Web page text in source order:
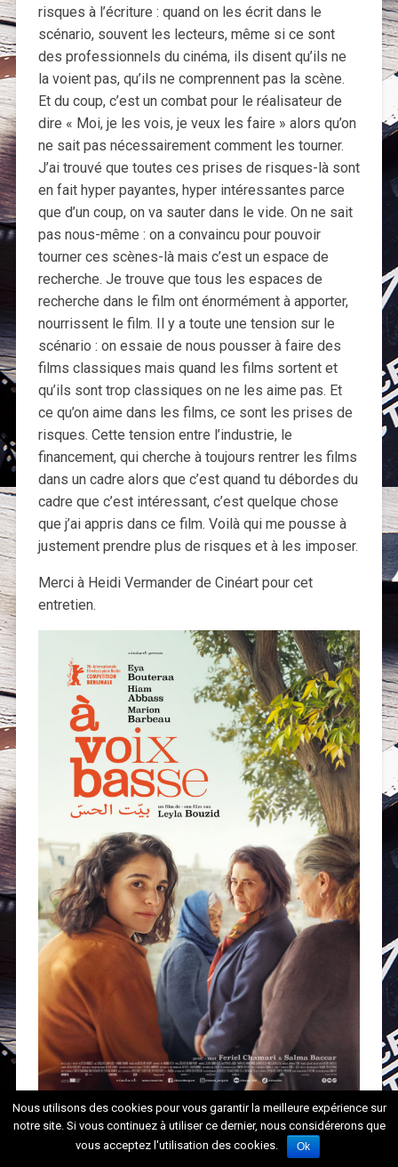
risques à l’écriture : quand on les écrit dans le
scénario, souvent les lecteurs, même si ce sont
des professionnels du cinéma, ils disent qu’ils ne
la voient pas, qu’ils ne comprennent pas la scène.
Et du coup, c’est un combat pour le réalisateur de
dire « Moi, je les vois, je veux les faire » alors qu’on
ne sait pas nécessairement comment les tourner.
J’ai trouvé que toutes ces prises de risques-là sont
en fait hyper payantes, hyper intéressantes parce
que d’un coup, on va sauter dans le vide. On ne sait
pas nous-même : on a convaincu pour pouvoir
tourner ces scènes-là mais c’est un espace de
recherche. Je trouve que tous les espaces de
recherche dans le film ont énormément à apporter,
nourrissent le film. Il y a toute une tension sur le
scénario : on essaie de nous pousser à faire des
films classiques mais quand les films sortent et
qu’ils sont trop classiques on ne les aime pas. Et
ce qu’on aime dans les films, ce sont les prises de
risques. Cette tension entre l’industrie, le
financement, qui cherche à toujours rentrer les films
dans un cadre alors que c’est quand tu débordes du
cadre que c’est intéressant, c’est quelque chose
que j’ai appris dans ce film. Voilà qui me pousse à
justement prendre plus de risques et à les imposer.
Merci à Heidi Vermander de Cinéart pour cet
entretien.
Nous utilisons des cookies pour vous garantir la meilleure expérience sur
notre site. Si vous continuez à utiliser ce dernier, nous considérerons que
vous acceptez l'utilisation des cookies.
Ok